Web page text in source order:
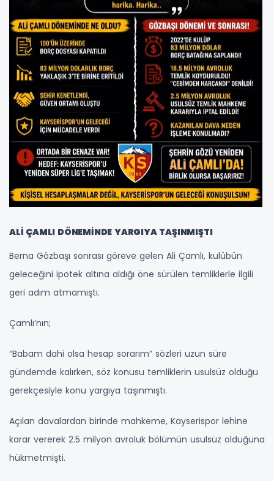
ALİ ÇAMLI DÖNEMİNDE YARGIYA TAŞINMIŞTI
Berna Gözbaşı sonrası göreve gelen Ali Çamlı, kulübün
geleceğini ipotek altına aldığı öne sürülen temliklerle ilgili
geri adım atmamıştı.
Çamlı’nın;
“Babam dahi olsa hesap sorarım” sözleri uzun süre
gündemde kalırken, söz konusu temliklerin usulsüz olduğu
gerekçesiyle konu yargıya taşınmıştı.
Açılan davalardan birinde mahkeme, Kayserispor lehine
karar vererek 2.5 milyon avroluk bölümün usulsüz olduğuna
hükmetmişti.